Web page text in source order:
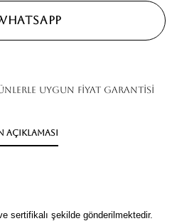
UYGUN FİYAT GARANTİSİ
Açıklaması
sertifikalı şekilde gönderilmektedir.